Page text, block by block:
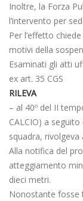
Inoltre, la Forza
l’intervento per
Per l’effetto
motivi della
Esaminati gli atti
ex art. 35 CGS
RILEVA
– al 40º del II
CALCIO) a
squadra, rivolgeva
Alla notifica del
atteggiamento
dieci metri.
Nonostante fosse